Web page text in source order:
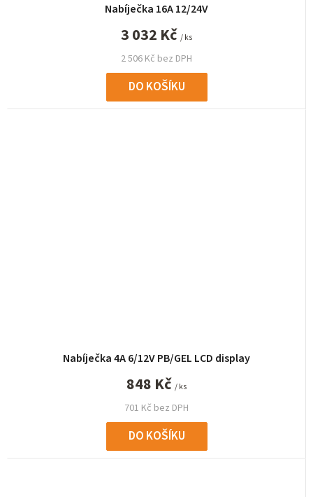
Nabíječka 16A 12/24V
2 506 Kč bez DPH
3 032 Kč / ks
DO KOŠÍKU
Nabíječka 4A 6/12V PB/GEL LCD display
701 Kč bez DPH
848 Kč / ks
DO KOŠÍKU